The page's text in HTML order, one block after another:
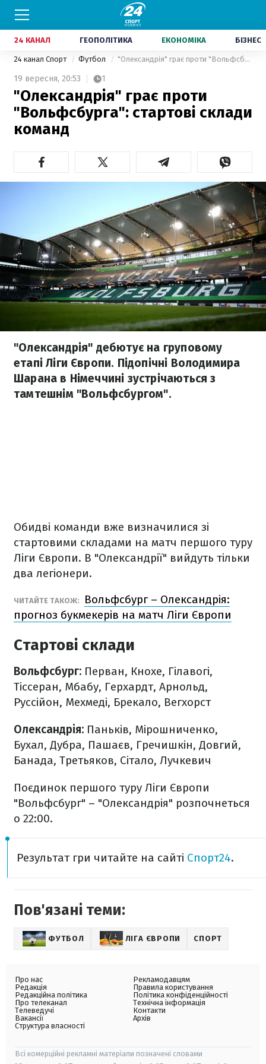
24 КАНАЛ ГЕОПОЛІТИКА ЕКОНОМІКА БІЗНЕС
24 канал Спорт Футбол "Олександрія" грає проти "Вольфсбурга": стартові склади команд
19 вересня, 20:53 1
"Олександрія" грає проти
"Вольфсбурга": стартові склади
команд
"Олександрія" дебютує на груповому
етапі Ліги Європи. Підопічні Володимира
Шарана в Німеччині зустрічаються з
тамтешнім "Вольфсбургом".
Обидві команди вже визначилися зі
стартовими складами на матч першого туру
Ліги Європи. В "Олександрії" вийдуть тільки
два легіонери.
ЧИТАЙТЕ ТАКОЖ:
Вольфсбург – Олександрія:
прогноз букмекерів на матч Ліги Європи
Стартові склади
Вольфсбург: Перван, Кнохе, Гілавогі,
Тіссеран, Мбабу, Герхардт, Арнольд,
Руссійон, Мехмеді, Брекало, Вегхорст
Олександрія: Паньків, Мірошниченко,
Бухал, Дубра, Пашаєв, Гречишкін, Довгий,
Банада, Третьяков, Сітало, Лучкевич
Поєдинок першого туру Ліги Європи
"Вольфсбург" – "Олександрія" розпочнеться
о 22:00.
Результат гри читайте на сайті Спорт24.
Пов'язані теми:
ФУТБОЛ ЛІГА ЄВРОПИ СПОРТ
Про нас
Редакція
Редакційна політика
Про телеканал
Телеведучі
Вакансії
Структура власності
Рекламодавцям
Правила користування
Політика конфіденційності
Технічна інформація
Контакти
Архів
Всі комерційні рекламні матеріали позначені словами